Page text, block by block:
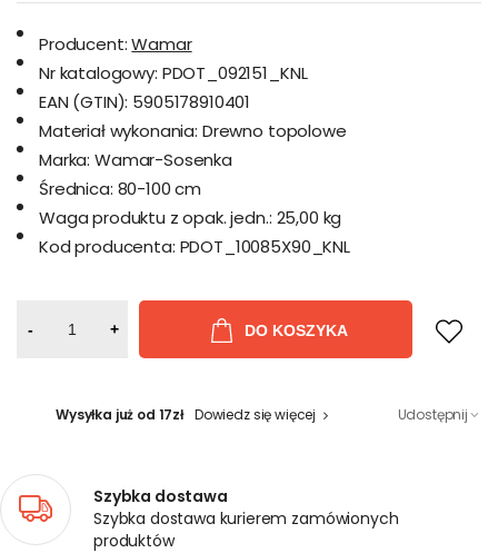
Producent: Wamar
Nr katalogowy: PDOT_092151_KNL
EAN (GTIN): 5905178910401
Materiał wykonania: Drewno topolowe
Marka: Wamar-Sosenka
Średnica: 80-100 cm
Waga produktu z opak. jedn.: 25,00 kg
Kod producenta: PDOT_10085X90_KNL
- + DO KOSZYKA
Wysyłka już od 17zł Dowiedz się więcej Udostępnij
Szybka dostawa
Szybka dostawa kurierem zamówionych
produktów